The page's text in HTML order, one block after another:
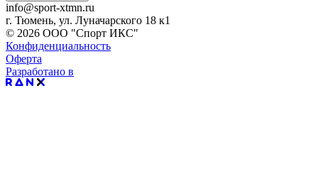
info@sport-xtmn.ru
г. Тюмень, ул. Луначарского 18 к1
© 2026 ООО "Спорт ИКС"
Конфиденциальность
Оферта
Разработано в